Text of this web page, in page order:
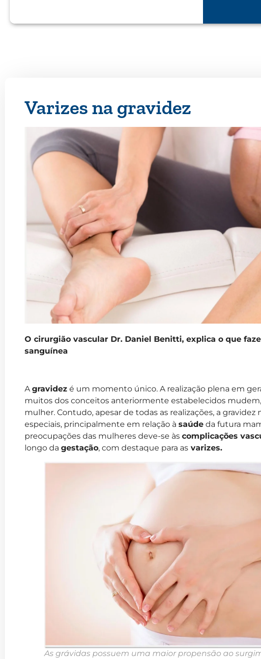
Varizes na gravidez
O cirurgião vascular Dr. Daniel Benitti, explica o que
sanguínea
A gravidez é um momento único. A realização plena em
muitos dos conceitos anteriormente estabelecidos mudem,
mulher. Contudo, apesar de todas as realizações, a gravidez
especiais, principalmente em relação à saúde da futura
preocupações das mulheres deve-se às complicações
longo da gestação, com destaque para as varizes.
As grávidas possuem uma maior propensão ao